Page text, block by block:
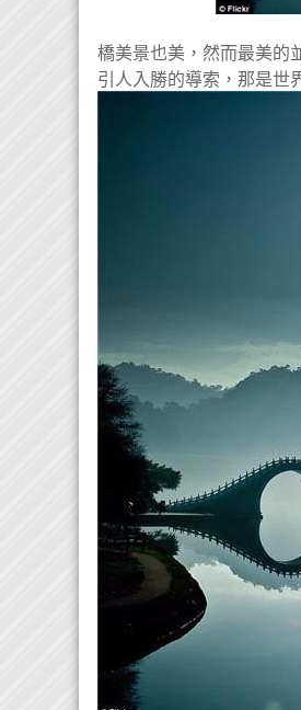
橋美景也美，然而最美的
引人入勝的導索，那是世